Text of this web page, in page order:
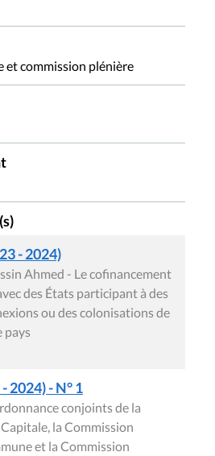
et commission plénière
- 2024)
Ahmed - Le cofinancement
des États participant à des
ou des colonisations de
pays
2024) - N° 1
conjoints de la
la Commission
et la Commission